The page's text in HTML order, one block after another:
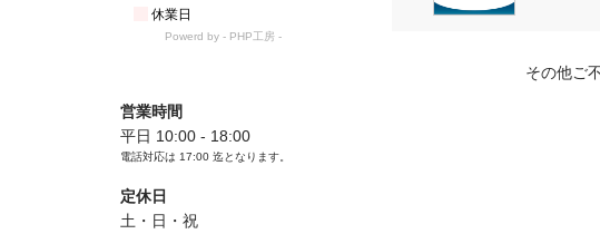
その他ご
営業時間
平日 10:00 - 18:00
電話対応は 17:00 迄となります。
定休日
土・日・祝